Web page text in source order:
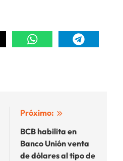
Próximo:
BCB habilita en
Banco Unión venta
de dólares al tipo de